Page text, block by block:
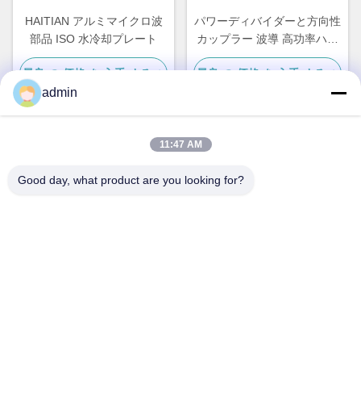
HAITIAN アルミマイクロ波
部品 ISO 水冷却プレート
最良 の 価格 を 入手 する
パワーディバイダーと方向性
カップラー 波導 高功率ハー
モニック波フィルター
最良 の 価格 を 入手 する
admin
11:47 AM
Good day, what product are you looking for?